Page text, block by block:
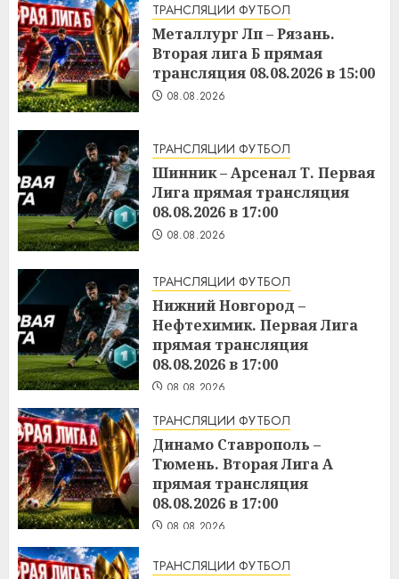
ТРАНСЛЯЦИИ ФУТБОЛ
Металлург Лп – Рязань.
Вторая лига Б прямая
трансляция 08.08.2026 в 15:00
08.08.2026
ТРАНСЛЯЦИИ ФУТБОЛ
Шинник – Арсенал Т. Первая
Лига прямая трансляция
08.08.2026 в 17:00
08.08.2026
ТРАНСЛЯЦИИ ФУТБОЛ
Нижний Новгород –
Нефтехимик. Первая Лига
прямая трансляция
08.08.2026 в 17:00
08.08.2026
ТРАНСЛЯЦИИ ФУТБОЛ
Динамо Ставрополь –
Тюмень. Вторая Лига А
прямая трансляция
08.08.2026 в 17:00
08.08.2026
ТРАНСЛЯЦИИ ФУТБОЛ